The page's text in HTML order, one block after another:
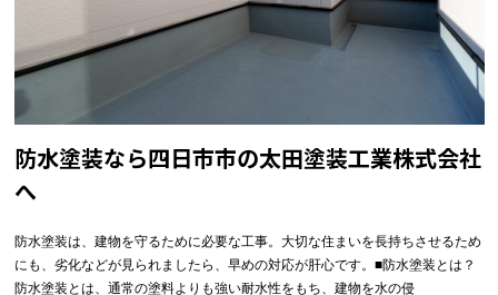
防水塗装なら四日市市の太田塗装工業株式会社
へ
防水塗装は、建物を守るために必要な工事。大切な住まいを長持ちさせるため
にも、劣化などが見られましたら、早めの対応が肝心です。■防水塗装とは？
防水塗装とは、通常の塗料よりも強い耐水性をもち、建物を水の侵